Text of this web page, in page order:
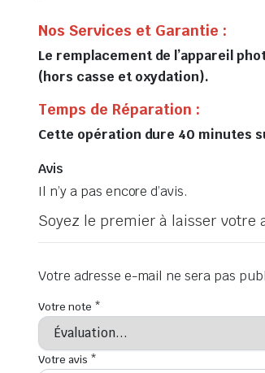
Nos Services et Garantie :
Le remplacement de l’appareil
(hors casse et oxydation).
Temps de Réparation :
Cette opération dure 40 minutes
Avis
Il n’y a pas encore d’avis.
Soyez le premier à laisser votre
Votre adresse e-mail ne sera pas
Votre note *
Votre avis *